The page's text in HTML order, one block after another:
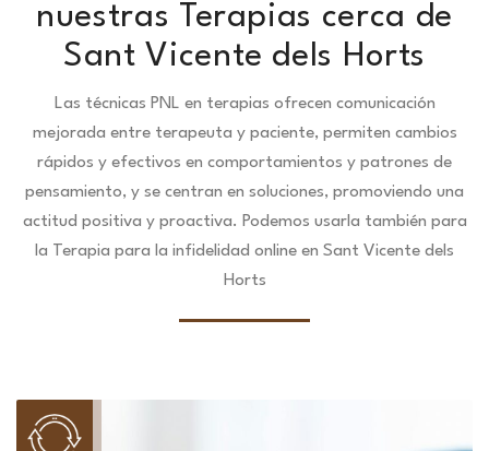
nuestras Terapias cerca de
Sant Vicente dels Horts
Las técnicas PNL en terapias ofrecen comunicación
mejorada entre terapeuta y paciente, permiten cambios
rápidos y efectivos en comportamientos y patrones de
pensamiento, y se centran en soluciones, promoviendo una
actitud positiva y proactiva. Podemos usarla también para
la Terapia para la infidelidad online en Sant Vicente dels
Horts